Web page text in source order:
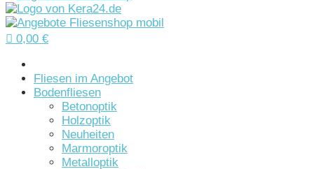
 0,00 €
Fliesen im Angebot
Bodenfliesen
Betonoptik
Holzoptik
Neuheiten
Marmoroptik
Metalloptik